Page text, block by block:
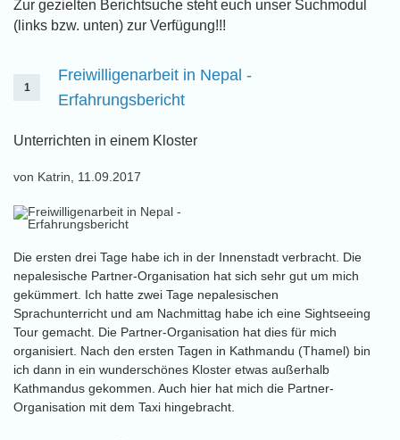
Zur gezielten Berichtsuche steht euch unser Suchmodul
(links bzw. unten) zur Verfügung!!!
1
Freiwilligenarbeit in Nepal -
Erfahrungsbericht
Unterrichten in einem Kloster
von Katrin, 11.09.2017
Die ersten drei Tage habe ich in der Innenstadt verbracht. Die
nepalesische Partner-Organisation hat sich sehr gut um mich
gekümmert. Ich hatte zwei Tage nepalesischen
Sprachunterricht und am Nachmittag habe ich eine Sightseeing
Tour gemacht. Die Partner-Organisation hat dies für mich
organisiert. Nach den ersten Tagen in Kathmandu (Thamel) bin
ich dann in ein wunderschönes Kloster etwas außerhalb
Kathmandus gekommen. Auch hier hat mich die Partner-
Organisation mit dem Taxi hingebracht.